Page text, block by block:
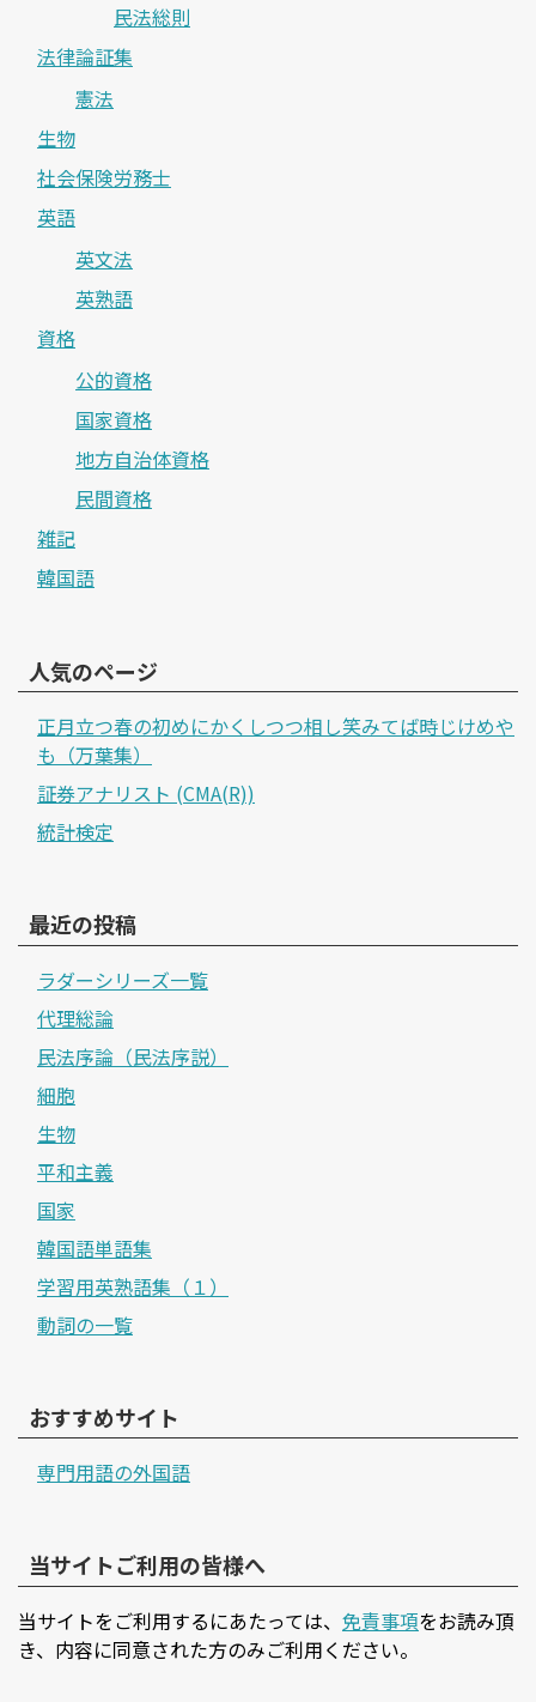
民法総則
法律論証集
憲法
生物
社会保険労務士
英語
英文法
英熟語
資格
公的資格
国家資格
地方自治体資格
民間資格
雑記
韓国語
人気のページ
正月立つ春の初めにかくしつつ相し笑みてば時じけめや
も（万葉集）
証券アナリスト (CMA(R))
統計検定
最近の投稿
ラダーシリーズ一覧
代理総論
民法序論（民法序説）
細胞
生物
平和主義
国家
韓国語単語集
学習用英熟語集（１）
動詞の一覧
おすすめサイト
専門用語の外国語
当サイトご利用の皆様へ
当サイトをご利用するにあたっては、 免責事項をお読み頂
き、内容に同意された方のみご利用ください。